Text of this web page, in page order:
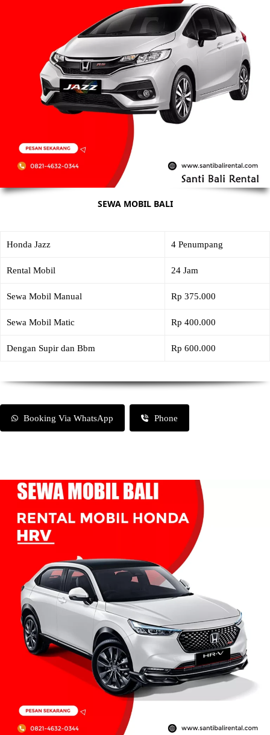
SEWA MOBIL BALI
Honda Jazz 4 Penumpang
Rental Mobil 24 Jam
Sewa Mobil Manual Rp 375.000
Sewa Mobil Matic Rp 400.000
Dengan Supir dan Bbm Rp 600.000
Booking Via WhatsApp Phone